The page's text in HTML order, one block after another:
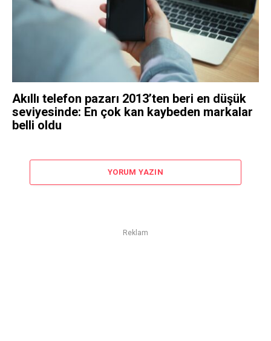
Akıllı telefon pazarı 2013’ten beri en düşük
seviyesinde: En çok kan kaybeden markalar
belli oldu
YORUM YAZIN
Reklam